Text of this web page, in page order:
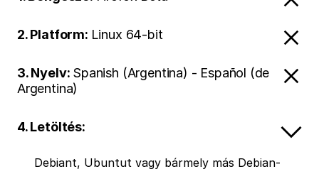
2. Platform: Linux 64-bit
3. Nyelv: Spanish (Argentina) - Español (de
Argentina)
4. Letöltés:
Debiant, Ubuntut vagy bármely más Debian-